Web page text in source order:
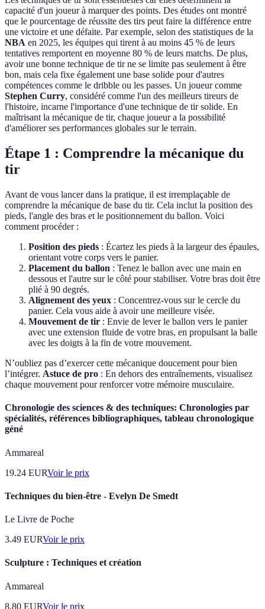
capacité d'un joueur à marquer des points. Des études ont montré
que le pourcentage de réussite des tirs peut faire la différence entre
une victoire et une défaite. Par exemple, selon des statistiques de la
NBA en 2025, les équipes qui tirent à au moins 45 % de leurs
tentatives remportent en moyenne 80 % de leurs matchs. De plus,
avoir une bonne technique de tir ne se limite pas seulement à être
bon, mais cela fixe également une base solide pour d'autres
compétences comme le dribble ou les passes. Un joueur comme
Stephen Curry, considéré comme l'un des meilleurs tireurs de
l'histoire, incarne l'importance d'une technique de tir solide. En
maîtrisant la mécanique de tir, chaque joueur a la possibilité
d'améliorer ses performances globales sur le terrain.
Étape 1 : Comprendre la mécanique du
tir
Avant de vous lancer dans la pratique, il est irremplaçable de
comprendre la mécanique de base du tir. Cela inclut la position des
pieds, l'angle des bras et le positionnement du ballon. Voici
comment procéder :
Position des pieds : Écartez les pieds à la largeur des épaules,
orientant votre corps vers le panier.
Placement du ballon : Tenez le ballon avec une main en
dessous et l'autre sur le côté pour stabiliser. Votre bras doit être
plié à 90 degrés.
Alignement des yeux : Concentrez-vous sur le cercle du
panier. Cela vous aide à avoir une meilleure visée.
Mouvement de tir : Envie de lever le ballon vers le panier
avec une extension fluide de votre bras, en propulsant la balle
avec les doigts à la fin de votre mouvement.
N’oubliez pas d’exercer cette mécanique doucement pour bien
l’intégrer. Astuce de pro : En dehors des entraînements, visualisez
chaque mouvement pour renforcer votre mémoire musculaire.
Chronologie des sciences & des techniques: Chronologies par
spécialités, références bibliographiques, tableau chronologique
géné
Ammareal
19.24 EURVoir le prix
Techniques du bien-être - Evelyn De Smedt
Le Livre de Poche
3.49 EURVoir le prix
Sculpture : Techniques et création
Ammareal
8.80 EURVoir le prix